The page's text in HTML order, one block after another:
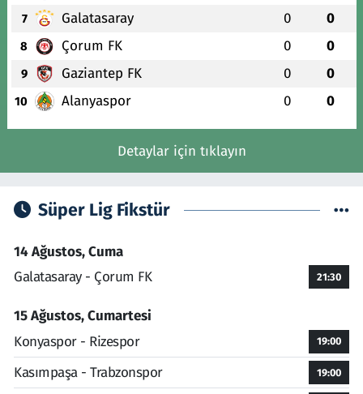
7 Galatasaray 0 0
8 Çorum FK 0 0
9 Gaziantep FK 0 0
10 Alanyaspor 0 0
Detaylar için tıklayın
Süper Lig Fikstür
14 Ağustos, Cuma
Galatasaray - Çorum FK
21:30
15 Ağustos, Cumartesi
Konyaspor - Rizespor
19:00
Kasımpaşa - Trabzonspor 19:00